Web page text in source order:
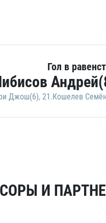
Гол в
Джош(6), 21.Кошелев
И